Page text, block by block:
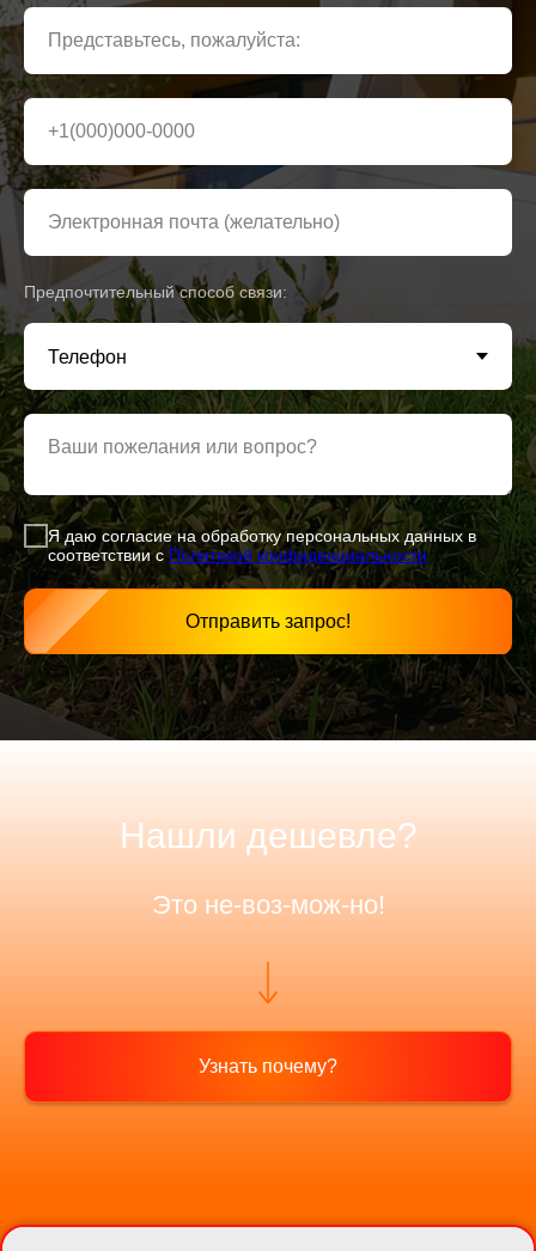
Представьтесь, пожалуйста:
+1(000)000-0000
Электронная почта (желательно)
Предпочтительный способ связи:
Ваши пожелания или вопрос?
Я даю согласие на обработку персональных данных в
соответствии с Политикой конфиденциальности
Отправить запрос!
Нашли дешевле?
Это не-воз-мож-но!
Узнать почему?